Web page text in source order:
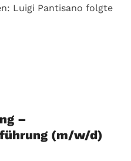
Luigi Pantisano folgte
–
(m/w/d)